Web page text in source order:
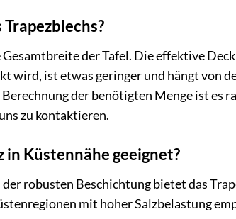
der Tafel. Die effektive
wird, ist etwas geringer und hängt von
der benötigten Menge ist es
zu kontaktieren.
in Küstennähe geeignet?
robusten Beschichtung bietet das
mit hoher Salzbelastung